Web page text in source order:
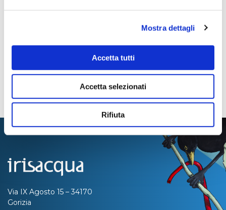
Mostra dettagli
Accetta tutti
Accetta selezionati
Rifiuta
Via IX Agosto 15 – 34170
Gorizia